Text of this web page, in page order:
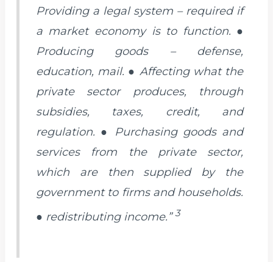
Providing a legal system – required if
a market economy is to function. ●
Producing goods – defense,
education, mail. ● Affecting what the
private sector produces, through
subsidies, taxes, credit, and
regulation. ● Purchasing goods and
services from the private sector,
which are then supplied by the
government to firms and households.
● redistributing income.”3